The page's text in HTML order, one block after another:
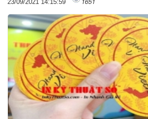
23/09/2021 14:15:59